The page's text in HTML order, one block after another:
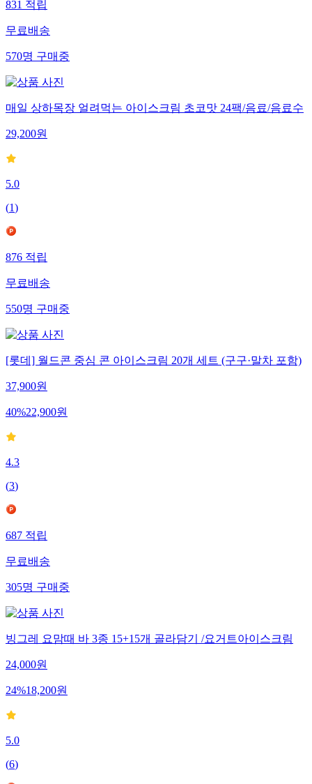
831적립
무료배송
570명구매중
매일 상하목장 얼려먹는 아이스크림 초코맛 24팩/음료/음료수
29,200원
5.0
(1)
876적립
무료배송
550명구매중
[롯데] 월드콘 중심 콘 아이스크림 20개 세트 (구구·말차 포함)
37,900원
40%22,900원
4.3
(3)
687적립
무료배송
305명구매중
빙그레 요맘때 바 3종 15+15개 골라담기 /요거트아이스크림
24,000원
24%18,200원
5.0
(6)